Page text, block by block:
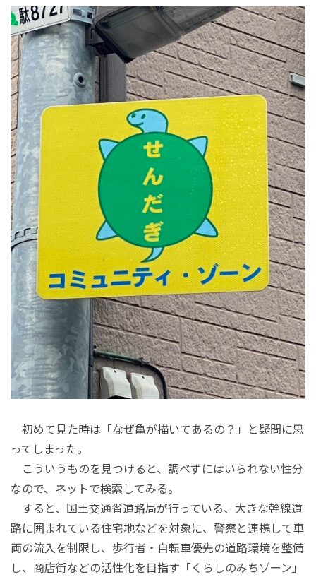
初めて見た時は「なぜ亀が描いてあるの？」と疑問に思
ってしまった。
こういうものを見つけると、調べずにはいられない性分
なので、ネットで検索してみる。
すると、国土交通省道路局が行っている、大きな幹線道
路に囲まれている住宅地などを対象に、警察と連携して車
両の流入を制限し、歩行者・自転車優先の道路環境を整備
し、商店街などの活性化を目指す「くらしのみちゾーン」